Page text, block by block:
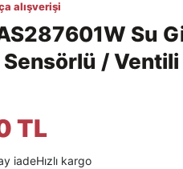
alışverişi
Su
/ Ventili
TL
iadeHızlı kargo